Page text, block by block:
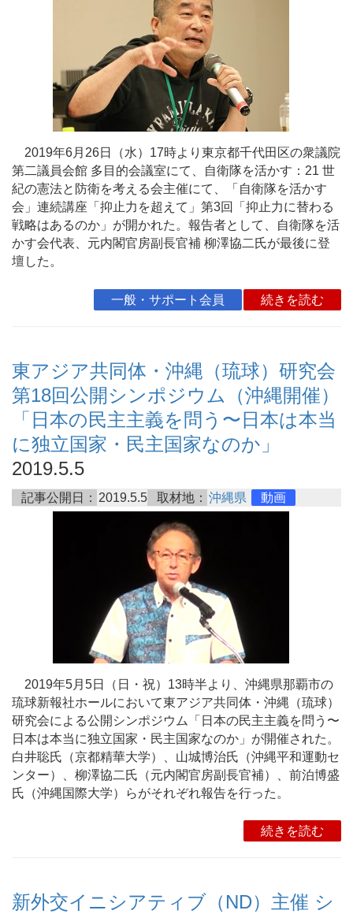
2019年6月26日（水）17時より東京都千代田区の衆議院
第二議員会館 多目的会議室にて、自衛隊を活かす：21 世
紀の憲法と防衛を考える会主催にて、「自衛隊を活かす
会」連続講座「抑止力を超えて」第3回「抑止力に替わる
戦略はあるのか」が開かれた。報告者として、自衛隊を活
かす会代表、元内閣官房副長官補 柳澤協二氏が最後に登
壇した。
一般・サポート会員 続きを読む
東アジア共同体・沖縄（琉球）研究会
第18回公開シンポジウム（沖縄開催）
「日本の民主主義を問う〜日本は本当
に独立国家・民主国家なのか」
2019.5.5
記事公開日： 2019.5.5 取材地： 沖縄県 動画
2019年5月5日（日・祝）13時半より、沖縄県那覇市の
琉球新報社ホールにおいて東アジア共同体・沖縄（琉球）
研究会による公開シンポジウム「日本の民主主義を問う〜
日本は本当に独立国家・民主国家なのか」が開催された。
白井聡氏（京都精華大学）、山城博治氏（沖縄平和運動セ
ンター）、柳澤協二氏（元内閣官房副長官補）、前泊博盛
氏（沖縄国際大学）らがそれぞれ報告を行った。
続きを読む
新外交イニシアティブ（ND）主催 シ